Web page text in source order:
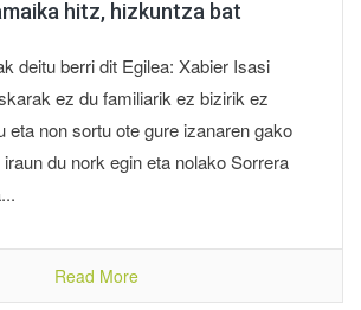
hitz, hizkuntza bat
deitu berri dit Egilea: Xabier Isasi
ez du familiarik ez bizirik ez
eta non sortu ote gure izanaren gako
du nork egin eta nolako Sorrera
Read More